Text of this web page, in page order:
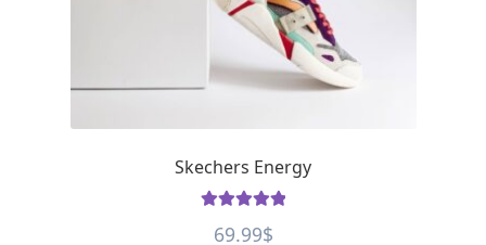
Skechers Energy
69.99$